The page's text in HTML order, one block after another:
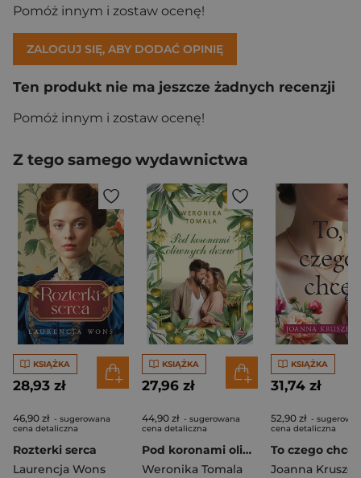
Pomóż innym i zostaw ocenę!
ZALOGUJ SIĘ, ABY DODAĆ OPINIĘ
Ten produkt nie ma jeszcze żadnych recenzji
Pomóż innym i zostaw ocenę!
Z tego samego wydawnictwa
KSIĄŻKA
28,93 zł
46,90 zł - sugerowana
cena detaliczna
Rozterki serca
Laurencja Wons
KSIĄŻKA
27,96 zł
44,90 zł - sugerowana
cena detaliczna
Pod koronami oliwnych drzew
Weronika Tomala
KSIĄŻKA
31,74 zł
52,90 zł -
cena detaliczna
To czego chcę
Joanna